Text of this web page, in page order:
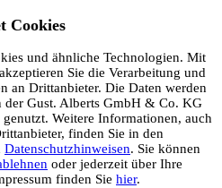
Cookies
und ähnliche Technologien. Mit
Sie die Verarbeitung und
an Drittanbieter. Die Daten werden
der Gust. Alberts GmbH & Co. KG
Weitere Informationen, auch
finden Sie in den
Datenschutzhinweisen. Sie können
oder jederzeit über Ihre
finden Sie hier.